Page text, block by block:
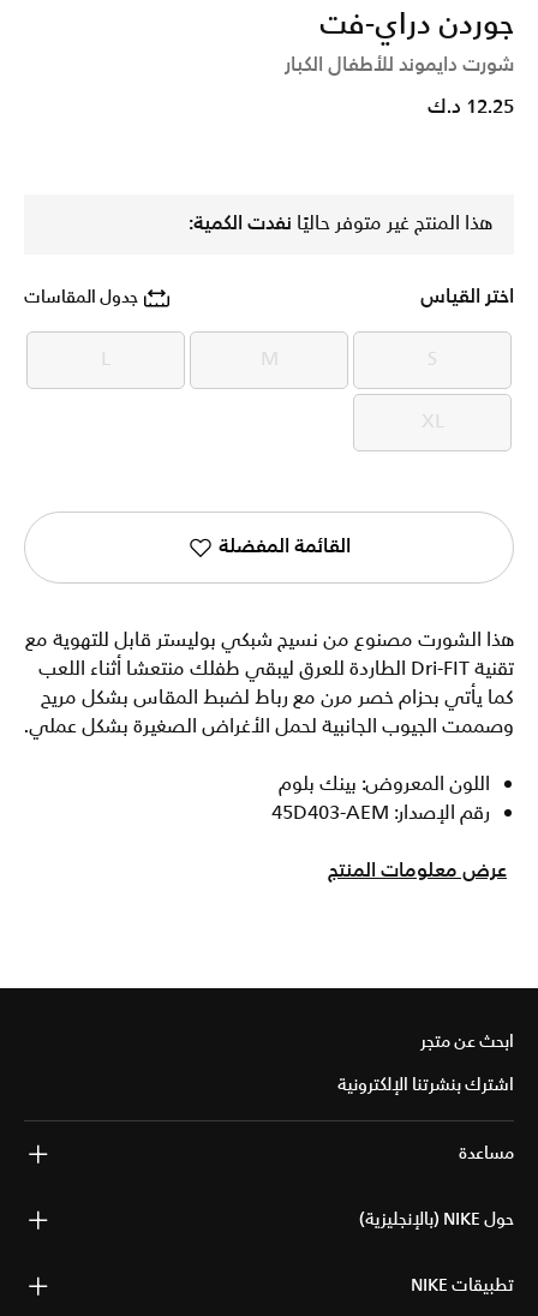
جوردن دراي-فت
شورت دايموند للأطفال الكبار
12.25 د.ك
هذا المنتج غير متوفر حاليًا نفدت الكمية:
اختر القياس جدول المقاسات
S
S
M
M
L
L
XL
XL
القائمة المفضلة
هذا الشورت مصنوع من نسيج شبكي بوليستر قابل للتهوية مع
تقنية Dri-FIT الطاردة للعرق ليبقي طفلك منتعشا أثناء اللعب
كما يأتي بحزام خصر مرن مع رباط لضبط المقاس بشكل مريح
وصممت الجيوب الجانبية لحمل الأغراض الصغيرة بشكل عملي.
اللون المعروض: بينك بلوم
رقم الإصدار: 45D403-AEM
عرض معلومات المنتج
ابحث عن متجر
اشترك بنشرتنا الإلكترونية
مساعدة
حول NIKE (بالإنجليزية)
تطبيقات NIKE